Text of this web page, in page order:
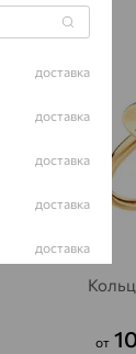
от
64%
доставка
доставка
доставка
доставка
доставка
доставка